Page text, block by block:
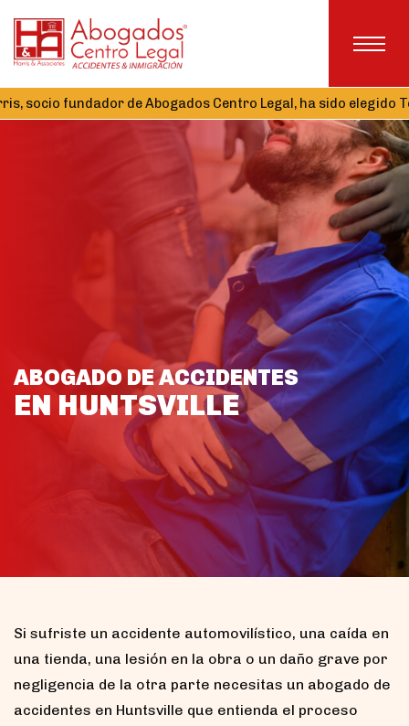
de Abogados Centro Legal, ha sido elegido Tesorero
ABOGADO DE ACCIDENTES
EN HUNTSVILLE
Si sufriste un accidente automovilístico, una caída en
una tienda, una lesión en la obra o un daño grave por
negligencia de la otra parte necesitas un abogado de
accidentes en Huntsville que entienda el proceso